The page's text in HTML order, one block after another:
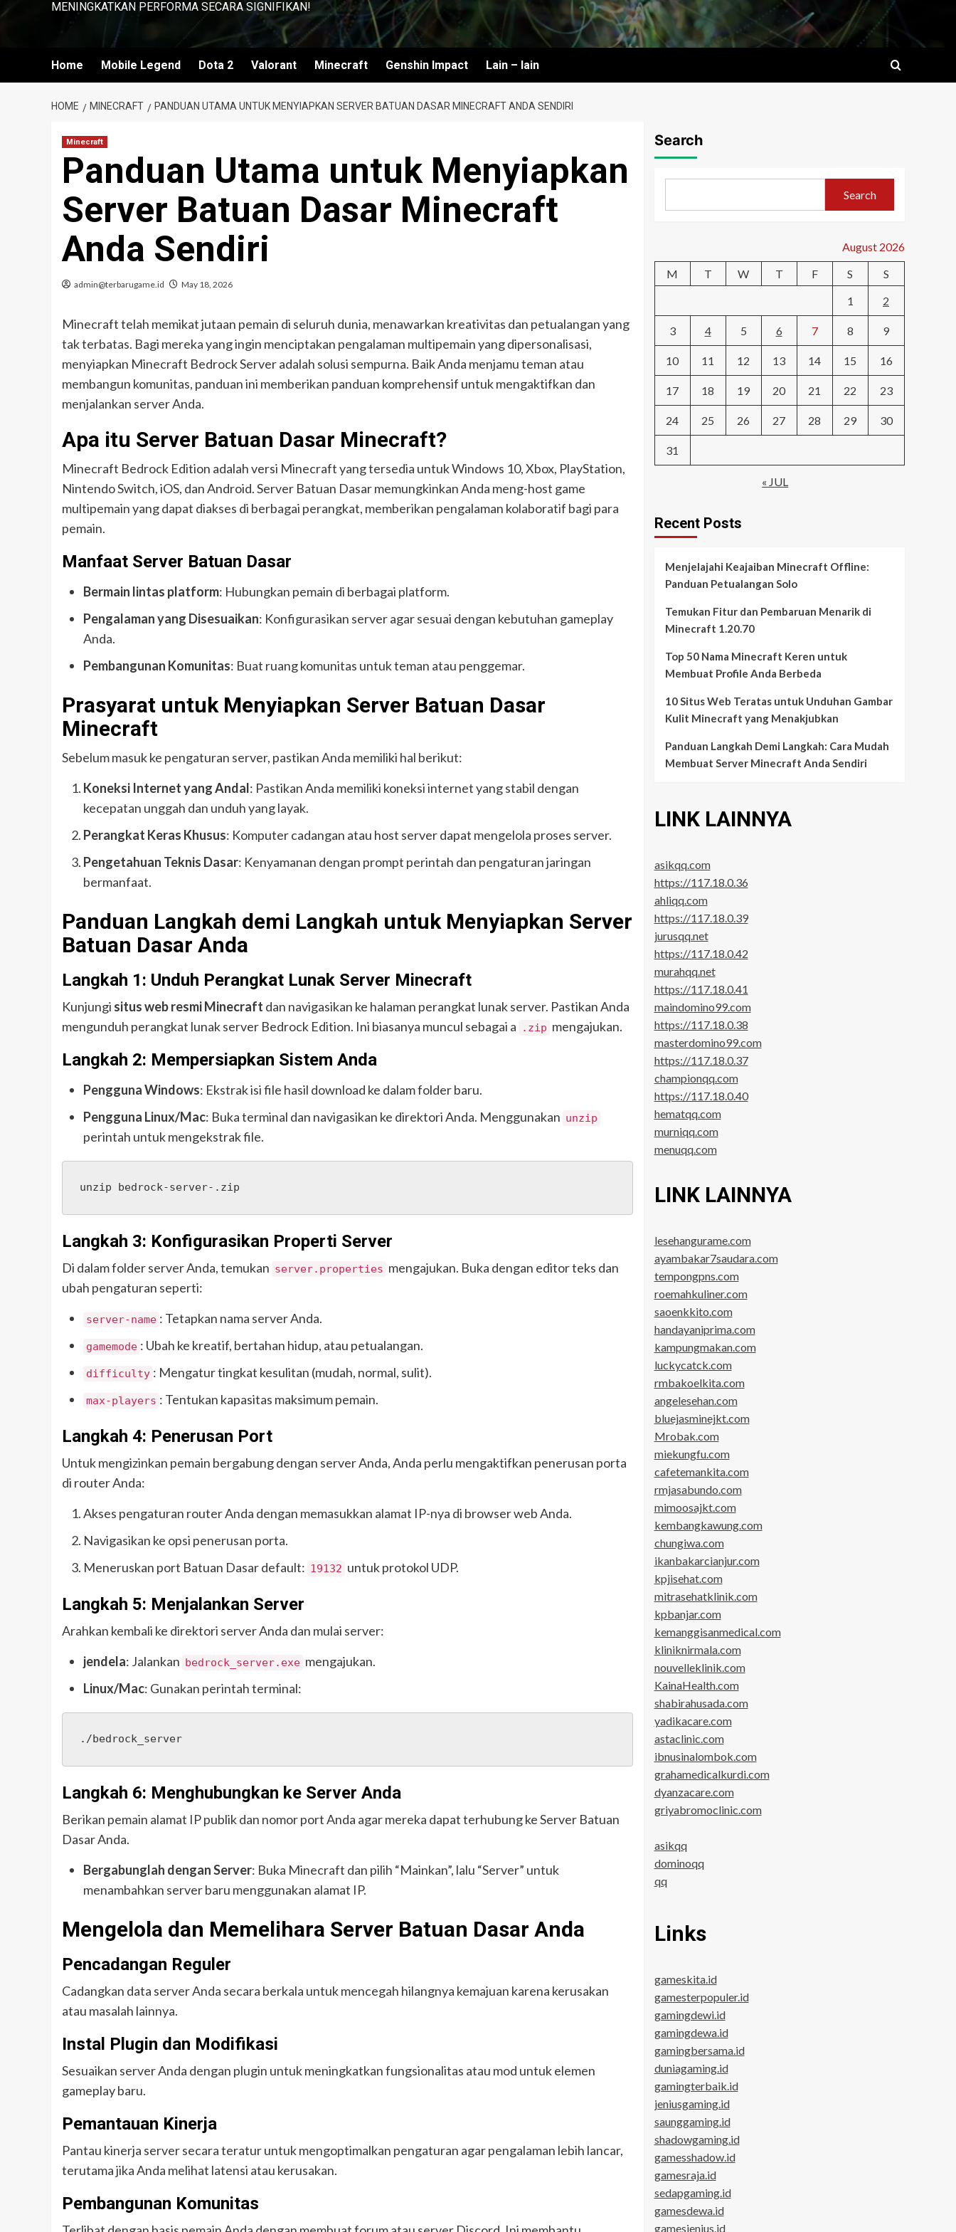
MENINGKATKAN PERFORMA SECARA SIGNIFIKAN!
Home Mobile Legend Dota 2 Valorant Minecraft Genshin Impact Lain – lain
HOME MINECRAFT PANDUAN UTAMA UNTUK MENYIAPKAN SERVER BATUAN DASAR MINECRAFT ANDA SENDIRI
Minecraft
Panduan Utama untuk Menyiapkan
Server Batuan Dasar Minecraft
Anda Sendiri
admin@terbarugame.id May 18, 2026
Minecraft telah memikat jutaan pemain di seluruh dunia, menawarkan kreativitas dan petualangan yang
tak terbatas. Bagi mereka yang ingin menciptakan pengalaman multipemain yang dipersonalisasi,
menyiapkan Minecraft Bedrock Server adalah solusi sempurna. Baik Anda menjamu teman atau
membangun komunitas, panduan ini memberikan panduan komprehensif untuk mengaktifkan dan
menjalankan server Anda.
Apa itu Server Batuan Dasar Minecraft?
Minecraft Bedrock Edition adalah versi Minecraft yang tersedia untuk Windows 10, Xbox, PlayStation,
Nintendo Switch, iOS, dan Android. Server Batuan Dasar memungkinkan Anda meng-host game
multipemain yang dapat diakses di berbagai perangkat, memberikan pengalaman kolaboratif bagi para
pemain.
Manfaat Server Batuan Dasar
Bermain lintas platform: Hubungkan pemain di berbagai platform.
Pengalaman yang Disesuaikan: Konfigurasikan server agar sesuai dengan kebutuhan gameplay
Anda.
Pembangunan Komunitas: Buat ruang komunitas untuk teman atau penggemar.
Prasyarat untuk Menyiapkan Server Batuan Dasar
Minecraft
Sebelum masuk ke pengaturan server, pastikan Anda memiliki hal berikut:
Koneksi Internet yang Andal: Pastikan Anda memiliki koneksi internet yang stabil dengan
kecepatan unggah dan unduh yang layak.
Perangkat Keras Khusus: Komputer cadangan atau host server dapat mengelola proses server.
Pengetahuan Teknis Dasar: Kenyamanan dengan prompt perintah dan pengaturan jaringan
bermanfaat.
Panduan Langkah demi Langkah untuk Menyiapkan Server
Batuan Dasar Anda
Langkah 1: Unduh Perangkat Lunak Server Minecraft
Kunjungi situs web resmi Minecraft dan navigasikan ke halaman perangkat lunak server. Pastikan Anda
mengunduh perangkat lunak server Bedrock Edition. Ini biasanya muncul sebagai a
.zip mengajukan.
Langkah 2: Mempersiapkan Sistem Anda
Pengguna Windows: Ekstrak isi file hasil download ke dalam folder baru.
Pengguna Linux/Mac: Buka terminal dan navigasikan ke direktori Anda. Menggunakan unzip
perintah untuk mengekstrak file.
unzip bedrock-server-.zip
Langkah 3: Konfigurasikan Properti Server
Di dalam folder server Anda, temukan server.properties mengajukan. Buka dengan editor teks dan
ubah pengaturan seperti:
server-name : Tetapkan nama server Anda.
gamemode : Ubah ke kreatif, bertahan hidup, atau petualangan.
difficulty : Mengatur tingkat kesulitan (mudah, normal, sulit).
max-players : Tentukan kapasitas maksimum pemain.
Langkah 4: Penerusan Port
Untuk mengizinkan pemain bergabung dengan server Anda, Anda perlu mengaktifkan penerusan porta
di router Anda:
Akses pengaturan router Anda dengan memasukkan alamat IP-nya di browser web Anda.
Navigasikan ke opsi penerusan porta.
Meneruskan port Batuan Dasar default: 19132 untuk protokol UDP.
Langkah 5: Menjalankan Server
Arahkan kembali ke direktori server Anda dan mulai server:
jendela: Jalankan bedrock_server.exe mengajukan.
Linux/Mac: Gunakan perintah terminal:
./bedrock_server
Langkah 6: Menghubungkan ke Server Anda
Berikan pemain alamat IP publik dan nomor port Anda agar mereka dapat terhubung ke Server Batuan
Dasar Anda.
Bergabunglah dengan Server: Buka Minecraft dan pilih “Mainkan”, lalu “Server” untuk
menambahkan server baru menggunakan alamat IP.
Mengelola dan Memelihara Server Batuan Dasar Anda
Pencadangan Reguler
Cadangkan data server Anda secara berkala untuk mencegah hilangnya kemajuan karena kerusakan
atau masalah lainnya.
Instal Plugin dan Modifikasi
Sesuaikan server Anda dengan plugin untuk meningkatkan fungsionalitas atau mod untuk elemen
gameplay baru.
Pemantauan Kinerja
Pantau kinerja server secara teratur untuk mengoptimalkan pengaturan agar pengalaman lebih lancar,
terutama jika Anda melihat latensi atau kerusakan.
Pembangunan Komunitas
Search
Search
August 2026
M
T W T F S
S
1
2
3 4 5 6 7 8 9
10 11 12 13 14 15 16
17 18 19 20 21 22 23
24 25 26 27 28 29 30
31
« JUL
Recent Posts
Menjelajahi Keajaiban Minecraft Offline:
Panduan Petualangan Solo
Temukan Fitur dan Pembaruan Menarik di
Minecraft 1.20.70
Top 50 Nama Minecraft Keren untuk
Membuat Profile Anda Berbeda
10 Situs Web Teratas untuk Unduhan Gambar
Kulit Minecraft yang Menakjubkan
Panduan Langkah Demi Langkah: Cara Mudah
Membuat Server Minecraft Anda Sendiri
LINK LAINNYA
asikqq.com
https://117.18.0.36
ahliqq.com
https://117.18.0.39
jurusqq.net
https://117.18.0.42
murahqq.net
https://117.18.0.41
maindomino99.com
https://117.18.0.38
masterdomino99.com
https://117.18.0.37
championqq.com
https://117.18.0.40
hematqq.com
murniqq.com
menuqq.com
LINK LAINNYA
lesehangurame.com
ayambakar7saudara.com
tempongpns.com
roemahkuliner.com
saoenkkito.com
handayaniprima.com
kampungmakan.com
luckycatck.com
rmbakoelkita.com
angelesehan.com
bluejasminejkt.com
Mrobak.com
miekungfu.com
cafetemankita.com
rmjasabundo.com
mimoosajkt.com
kembangkawung.com
chungiwa.com
ikanbakarcianjur.com
kpjisehat.com
mitrasehatklinik.com
kpbanjar.com
kemanggisanmedical.com
kliniknirmala.com
nouvelleklinik.com
KainaHealth.com
shabirahusada.com
yadikacare.com
astaclinic.com
ibnusinalombok.com
grahamedicalkurdi.com
dyanzacare.com
griyabromoclinic.com
asikqq
dominoqq
qq
Links
gameskita.id
gamesterpopuler.id
gamingdewi.id
gamingdewa.id
gamingbersama.id
duniagaming.id
gamingterbaik.id
jeniusgaming.id
saunggaming.id
shadowgaming.id
gamesshadow.id
gamesraja.id
sedapgaming.id
gamesdewa.id
gamesjenius.id